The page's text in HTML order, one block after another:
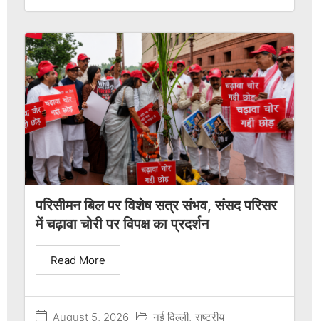
परिसीमन बिल पर विशेष सत्र संभव, संसद परिसर
में चढ़ावा चोरी पर विपक्ष का प्रदर्शन
August 5, 2026 नई दिल्ली, राष्ट्रीय
Read More